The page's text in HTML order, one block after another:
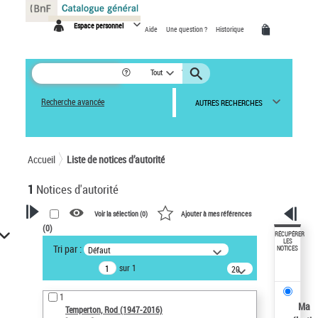
Espace personnel Aide Une question ? Historique
Tout
Recherche avancée AUTRES RECHERCHES
Accueil Liste de notices d’autorité
1 Notices d'autorité
VOTRE RECHERCHE
Recherche avancée dans les
notices d’autorité
Œuvres liées à l'auteur :
Temperton, Rod (1947-2016)
Voir la sélection (0) Ajouter à mes références
(0)
Tri par : Défaut
sur 1
20
résultats/page
1
Temperton, Rod (1947-2016)
RÉCUPÉRER
LES
NOTICES
Ma
Panneau de gestion des cookies